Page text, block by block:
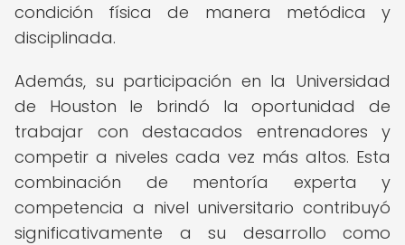
condición física de manera metódica y
disciplinada.
Además, su participación en la Universidad
de Houston le brindó la oportunidad de
trabajar con destacados entrenadores y
competir a niveles cada vez más altos. Esta
combinación de mentoría experta y
competencia a nivel universitario contribuyó
significativamente a su desarrollo como